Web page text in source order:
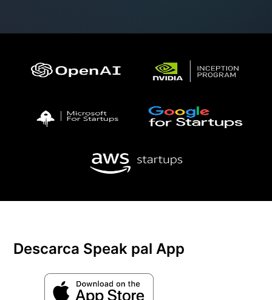
Descarca Speak pal App